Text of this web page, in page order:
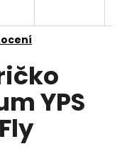
YPS